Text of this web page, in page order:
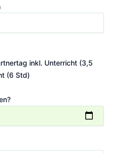
inkl. Unterricht (3,5
(6 Std)